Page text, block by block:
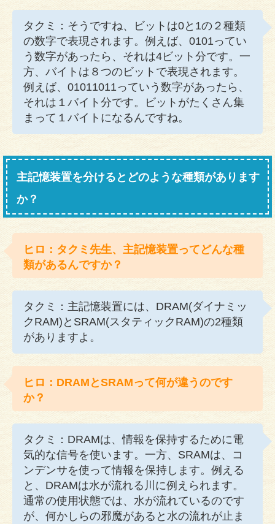
タクミ：そうですね、ビットは0と1の２種類
の数字で表現されます。例えば、0101ってい
う数字があったら、それは4ビット分です。一
方、バイトは８つのビットで表現されます。
例えば、01011011っていう数字があったら、
それは１バイト分です。ビットがたくさん集
まって１バイトになるんですね。
主記憶装置を分けるとどのような種類があります
か？
ヒロ：タクミ先生、主記憶装置ってどんな種
類があるんですか？
タクミ：主記憶装置には、DRAM(ダイナミッ
クRAM)とSRAM(スタティックRAM)の2種類
がありますよ。
ヒロ：DRAMとSRAMって何が違うのです
か？
タクミ：DRAMは、情報を保持するために電
気的な信号を使います。一方、SRAMは、コ
ンデンサを使って情報を保持します。例える
と、DRAMは水が流れる川に例えられます。
通常の使用状態では、水が流れているのです
が、何かしらの邪魔があると水の流れが止ま